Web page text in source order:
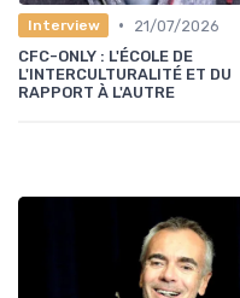
Interview •
21/07/2026
CFC-ONLY : L'ÉCOLE DE
L'INTERCULTURALITÉ ET DU
RAPPORT À L'AUTRE